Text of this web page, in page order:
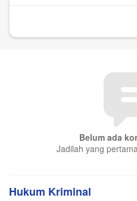
Belum ada
Jadilah yang
Hukum Kriminal